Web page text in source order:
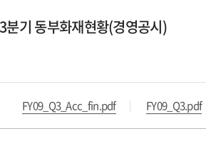
분기 동부화재현황(경영공시)
FY09_Q3_Acc_fin.pdf FY09_Q3.pdf